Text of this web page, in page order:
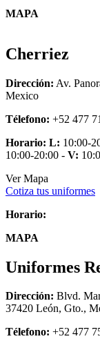
MAPA
Cherriez
Dirección: Av.
Mexico
Télefono: +52 477
Horario: L: 10:00-
10:00-20:00 - V:
Ver Mapa
Cotiza tus uniformes
Horario:
MAPA
Uniformes
Dirección: Blvd.
37420 León, Gto.,
Télefono: +52 477